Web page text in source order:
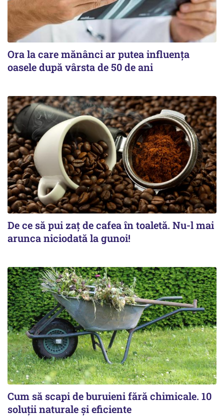
Ora la care mănânci ar putea influența
oasele după vârsta de 50 de ani
De ce să pui zaț de cafea în toaletă. Nu-l mai
arunca niciodată la gunoi!
Cum să scapi de buruieni fără chimicale. 10
soluții naturale și eficiente